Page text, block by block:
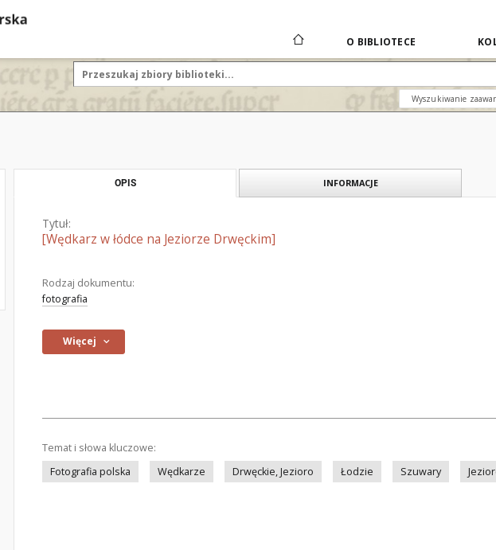
O BIBLIOTECE
Wyszukiwanie
OPIS INFORMACJE
Tytuł:
[Wędkarz w łódce na Jeziorze Drwęckim]
Rodzaj dokumentu:
fotografia
Więcej
Temat i słowa kluczowe:
Fotografia polska
Wędkarze Drwęckie, Jezioro Łodzie Szuwary